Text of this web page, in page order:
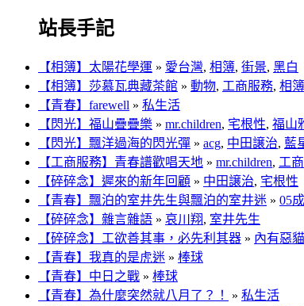
站長手記
【相簿】太陽花學運 » 愛台灣, 相簿, 街景, 黑白
【相簿】莎慕瓦典藏茶館 » 動物, 工商服務, 相簿
【青春】farewell » 私生活
【閃光】福山疊疊樂 » mr.children, 宅根性, 福山
【閃光】飄洋過海的閃光彈 » acg, 中田譲治, 藍
【工商服務】青春譜歡唱天地 » mr.children, 工
【碎碎念】遲來的新年回顧 » 中田譲治, 宅根性
【青春】飄泊的室井先生與飄泊的室井迷 » 05
【碎碎念】雜言雜語 » 哀川翔, 室井先生
【碎碎念】工欲善其事，必先利其器 » 內有惡貓
【青春】我真的是虎迷 » 棒球
【青春】中日之戰 » 棒球
【青春】為什麼突然就八月了？！
» 私生活